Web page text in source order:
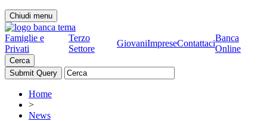
Chiudi menu
Famiglie e
Privati
Terzo
Settore
GiovaniImpreseContattaci
Banca
Online
Cerca
Home
>
News